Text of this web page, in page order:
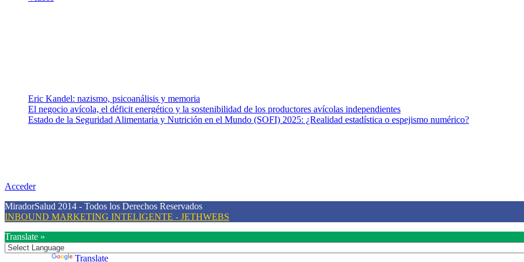
Eric Kandel: nazismo, psicoanálisis y memoria
El negocio avícola, el déficit energético y la sostenibilidad de los productores avícolas independientes
Estado de la Seguridad Alimentaria y Nutrición en el Mundo (SOFI) 2025: ¿Realidad estadística o espejismo numérico?
Acceder
MiradorSalud 2014 - Todos los Derechos Reservados
INBOUND MARKETING INTELIGENTE - JETHWEBS
Translate »
Translate